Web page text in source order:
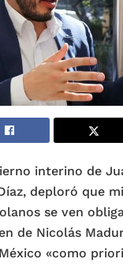
interino de
deploró que
se ven
de Nicolás
«como